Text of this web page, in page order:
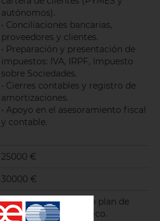
autónomos).
• Conciliaciones bancarias,
proveedores y clientes.
• Preparación y presentación de
impuestos: IVA, IRPF, Impuesto
sobre Sociedades.
• Cierres contables y registro de
amortizaciones.
• Apoyo en el asesoramiento fiscal
y contable.
25000 €
30000 €
Beneficios tales como plan de
carrera y seguro médico.